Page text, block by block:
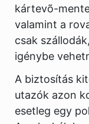
kártevõ-
valamint a
csak
igénybe
A biztosítás
utazók azon
esetleg egy